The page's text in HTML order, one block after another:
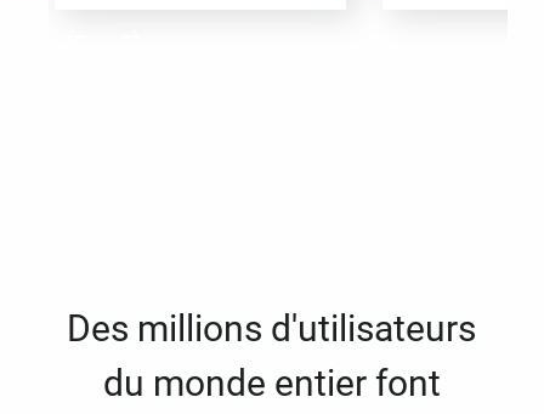
Des millions d'utilisateurs
du monde entier font